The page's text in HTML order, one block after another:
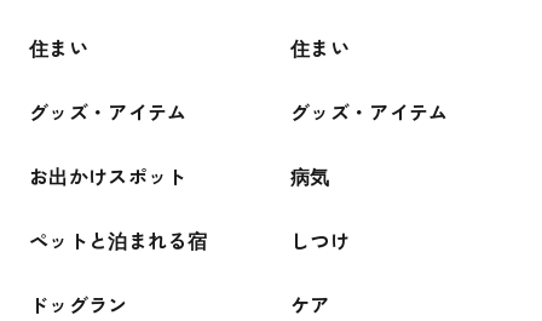
住まい
グッズ・アイテム
お出かけスポット
ペットと泊まれる宿
ドッグラン
住まい
グッズ・アイテム
病気
しつけ
ケア